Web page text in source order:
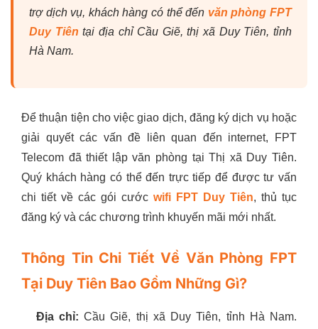
trợ dịch vụ, khách hàng có thể đến văn phòng FPT
Duy Tiên tại địa chỉ Cầu Giẽ, thị xã Duy Tiên, tỉnh
Hà Nam.
Để thuận tiện cho việc giao dịch, đăng ký dịch vụ hoặc
giải quyết các vấn đề liên quan đến internet, FPT
Telecom đã thiết lập văn phòng tại Thị xã Duy Tiên.
Quý khách hàng có thể đến trực tiếp để được tư vấn
chi tiết về các gói cước wifi FPT Duy Tiên, thủ tục
đăng ký và các chương trình khuyến mãi mới nhất.
Thông Tin Chi Tiết Về Văn Phòng FPT
Tại Duy Tiên Bao Gồm Những Gì?
Địa chỉ: Cầu Giẽ, thị xã Duy Tiên, tỉnh Hà Nam.